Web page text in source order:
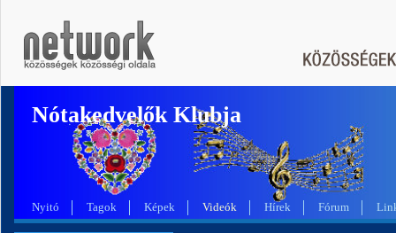
Nótakedvelők Klubja
Nyitó Tagok Képek Videók Hírek Fórum